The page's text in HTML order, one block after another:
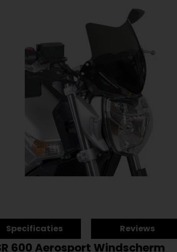
Specificaties Reviews
600 Aerosport Windscherm